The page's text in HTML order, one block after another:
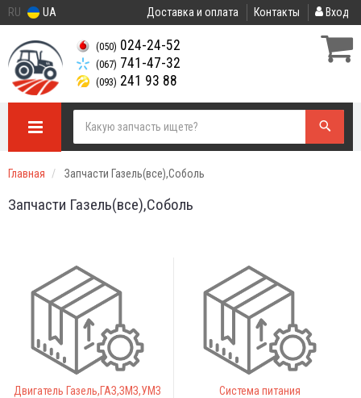
RU UA Доставка и оплата Контакты Вход
(050) 024-24-52
(067) 741-47-32
(093) 241 93 88
Главная Запчасти Газель(все),Соболь
Запчасти Газель(все),Соболь
Двигатель Газель,ГАЗ,ЗМЗ,УМЗ
Система питания